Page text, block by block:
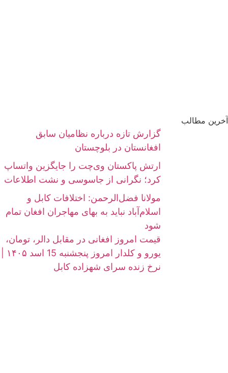
آخرین مطالب
گزارش تازه درباره نظامیان سابق
افغانستان در بلوچستان
ارتش پاکستان وی‌چت را جایگزین واتساپ
کرد؛ نگرانی از جاسوسی و نشت اطلاعات
مولانا فضل‌الرحمن: اختلافات کابل و
اسلام‌آباد نباید به بهای مهاجران افغان تمام
شود
قیمت امروز افغانی در مقابل دالر، تومان،
نرخ زنده سرای شهزاده کابل